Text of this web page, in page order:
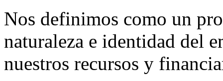
Nos definimos como un
naturaleza e identidad del
nuestros recursos y